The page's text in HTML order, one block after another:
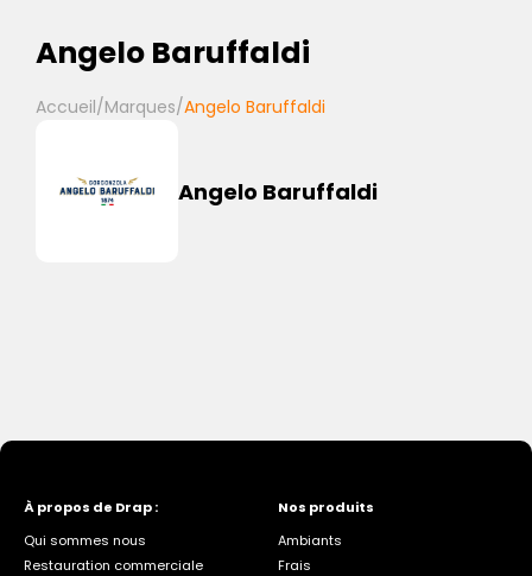
Angelo Baruffaldi
Accueil/Marques/Angelo Baruffaldi
Angelo Baruffaldi
À propos de Drap :
Qui sommes nous
Restauration commerciale
Nos produits
Ambiants
Frais